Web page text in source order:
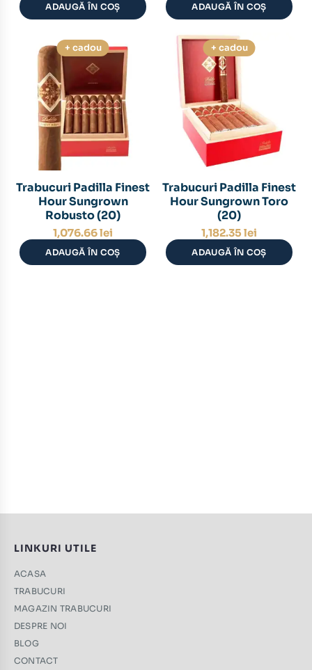
ADAUGĂ ÎN COȘ ADAUGĂ ÎN COȘ
+ cadou
Trabucuri Padilla Finest
Hour Sungrown
Robusto (20)
1,076.66lei
ADAUGĂ ÎN COȘ
+ cadou
Trabucuri Padilla Finest
Hour Sungrown Toro
(20)
1,182.35 lei
ADAUGĂ ÎN COȘ
LINKURI UTILE
ACASA
TRABUCURI
MAGAZIN TRABUCURI
DESPRE NOI
BLOG
CONTACT